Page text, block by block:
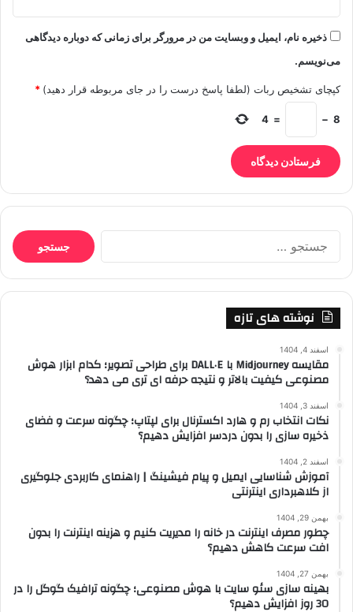
ذخیره نام، ایمیل و وبسایت من در مرورگر برای زمانی که دوباره دیدگاهی
می‌نویسم.
کپچای تشخیص ربات (لطفا پاسخ درست را در جای مربوطه قرار دهید) *
8
−
=
4
جستجو
برای:
نوشته های تازه
اسفند 4, 1404
مقایسه Midjourney با DALL·E برای طراحی تصویر؛ کدام ابزار هوش
مصنوعی کیفیت بالاتر و نتیجه حرفه ای تری می دهد؟
اسفند 3, 1404
نکات انتخاب رم و هارد اکسترنال برای لپتاپ؛ چگونه سرعت و فضای
ذخیره سازی را بدون دردسر افزایش دهیم؟
اسفند 2, 1404
آموزش شناسایی ایمیل و پیام فیشینگ | راهنمای کاربردی جلوگیری
از کلاهبرداری اینترنتی
بهمن 29, 1404
چطور مصرف اینترنت در خانه را مدیریت کنیم و هزینه اینترنت را بدون
افت سرعت کاهش دهیم؟
بهمن 27, 1404
بهینه سازی سئو سایت با هوش مصنوعی؛ چگونه ترافیک گوگل را در
30 روز افزایش دهیم؟